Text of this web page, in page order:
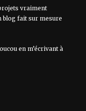
vraiment
fait sur mesure
en m’écrivant à